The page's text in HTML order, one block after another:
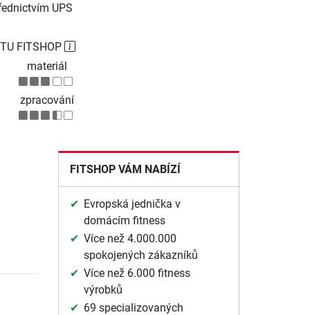
UPS
FITSHOP
materiál
zpracování
FITSHOP VÁM NABÍZÍ
Evropská jednička v
domácím fitness
Více než 4.000.000
spokojených zákazníků
Více než 6.000 fitness
výrobků
69 specializovaných